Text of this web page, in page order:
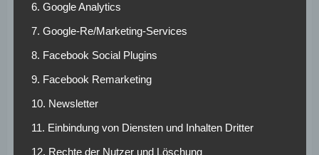
der Flügelspieler 107 Spiele für die Schwarzgelben. In
diesen erzielte er 17 Tore und bereitete 14 weitere Treffer
gehen.
Weitere News und Transfergerüchte rund um den
deutschen Fußball findest du hier >>
6. Google Analytics
7. Google-Re/Marketing-Services
8. Facebook Social Plugins
9. Facebook Remarketing
10. Newsletter
11. Einbindung von Diensten und Inhalten Dritter
12. Rechte der Nutzer und Löschung